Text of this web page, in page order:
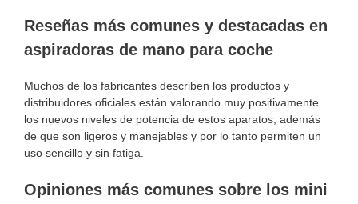
Reseñas más comunes y destacadas en
aspiradoras de mano para coche
Muchos de los fabricantes describen los productos y
distribuidores oficiales están valorando muy positivamente
los nuevos niveles de potencia de estos aparatos, además
de que son ligeros y manejables y por lo tanto permiten un
uso sencillo y sin fatiga.
Opiniones más comunes sobre los mini